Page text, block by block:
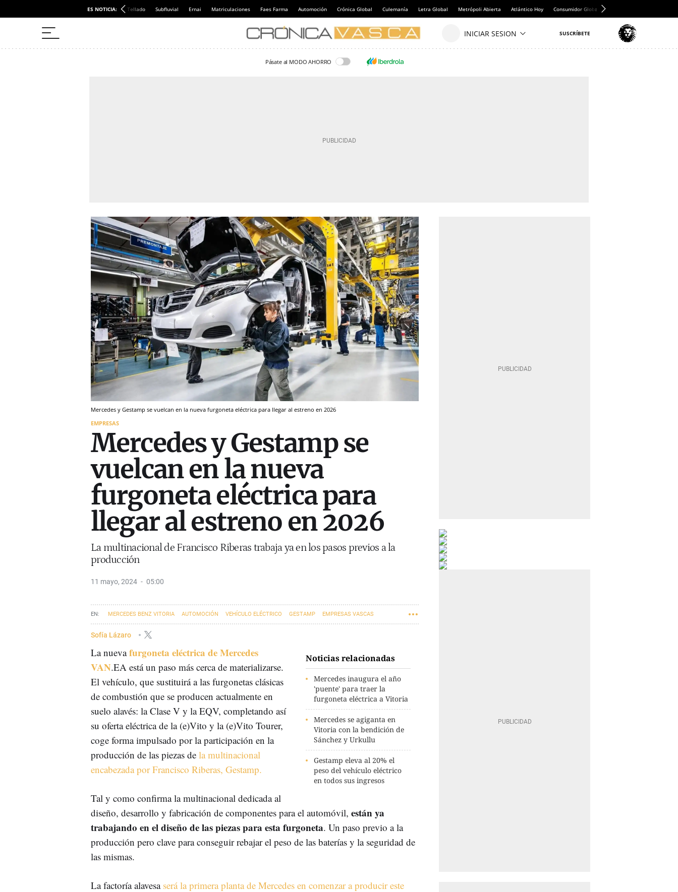
ES NOTICIA: Tellado Subfluvial Ernai Matriculaciones Faes Farma Automoción Crónica Global Culemanía Letra Global Metrópoli Abierta Atlántico Hoy Consumidor Global
Pásate al MODO AHORRO
Mercedes y Gestamp se vuelcan en la nueva furgoneta eléctrica para llegar al estreno en 2026
EMPRESAS
Mercedes y Gestamp se
vuelcan en la nueva
furgoneta eléctrica para
llegar al estreno en 2026
La multinacional de Francisco Riberas trabaja ya en los pasos previos a la
producción
11 mayo, 2024 05:00
MERCEDES BENZ VITORIA AUTOMOCIÓN VEHÍCULO ELÉCTRICO GESTAMP EMPRESAS VASCAS
Sofía Lázaro
Noticias relacionadas
Mercedes inaugura el año
'puente' para traer la
furgoneta eléctrica a Vitoria
Mercedes se agiganta en
Vitoria con la bendición de
Sánchez y Urkullu
Gestamp eleva al 20% el
peso del vehículo eléctrico
en todos sus ingresos
La nuevafurgoneta eléctrica de Mercedes
VAN.EA está un paso más cerca de materializarse.
El vehículo, que sustituirá a las furgonetas clásicas
de combustión que se producen actualmente en
suelo alavés: la Clase V y la EQV, completando así
su oferta eléctrica de la (e)Vito y la (e)Vito Tourer,
coge forma impulsado por la participación en la
producción de las piezas de la multinacional
encabezada por Francisco Riberas, Gestamp.
Tal y como confirma la multinacional dedicada al
diseño, desarrollo y fabricación de componentes para el automóvil, están ya
trabajando en el diseño de las piezas para esta furgoneta. Un paso previo a la
producción pero clave para conseguir rebajar el peso de las baterías y la seguridad de
las mismas.
La factoría alavesa será la primera planta de Mercedes en comenzar a producir este